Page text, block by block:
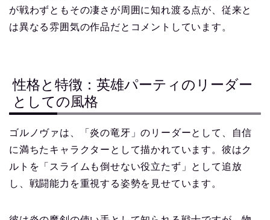
が戦わずともその凄さが周囲に知れ渡る点が、従来と
は異なる雰囲気の作品だとコメントしています。
性格と特徴：英雄パーティのリーダー
としての風格
ゴルノヴァは、「炎の竜牙」のリーダーとして、自信
に満ちたキャラクターとして描かれています。彼はク
ルトを「スライムも倒せない役立たず」として追放
し、戦闘能力を重視する姿勢を見せています。